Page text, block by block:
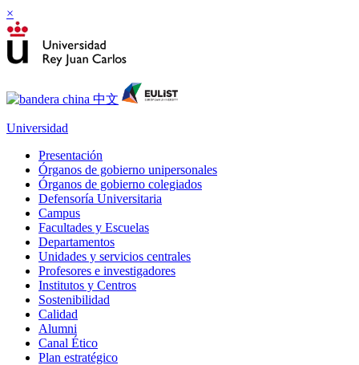
×
Universidad
Presentación
Órganos de gobierno unipersonales
Órganos de gobierno colegiados
Defensoría Universitaria
Campus
Facultades y Escuelas
Departamentos
Unidades y servicios centrales
Profesores e investigadores
Institutos y Centros
Sostenibilidad
Calidad
Alumni
Canal Ético
Plan estratégico